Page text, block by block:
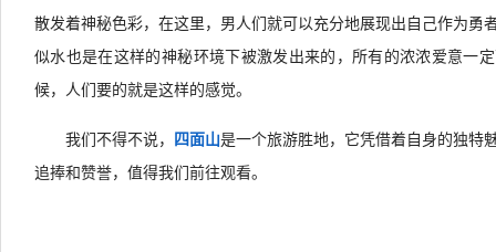
散发着神秘色彩，在这里，男人们就可以充分地展现出自己作为勇
似水也是在这样的神秘环境下被激发出来的，所有的浓浓爱意一
候，人们要的就是这样的感觉。
我们不得不说， 四面山是一个旅游胜地，它凭借着自身的独特
追捧和赞誉，值得我们前往观看。